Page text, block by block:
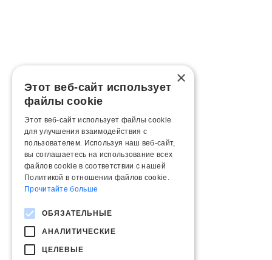
×
Этот веб-сайт использует
файлы cookie
Этот веб-сайт использует файлы cookie
для улучшения взаимодействия с
пользователем. Используя наш веб-сайт,
вы соглашаетесь на использование всех
файлов cookie в соответствии с нашей
Политикой в ​​отношении файлов cookie.
Прочитайте больше
ОБЯЗАТЕЛЬНЫЕ
АНАЛИТИЧЕСКИЕ
ЦЕЛЕВЫЕ